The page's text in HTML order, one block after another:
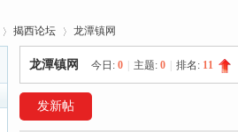
揭西论坛
›
龙潭镇网
龙潭镇网 今日: 0 主题: 0 排名: 11
发新帖